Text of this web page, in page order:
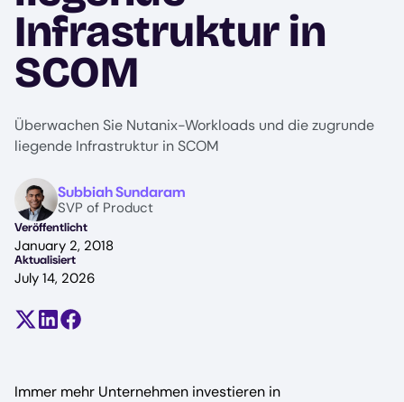
Infrastruktur in
SCOM
Überwachen Sie Nutanix-Workloads und die zugrunde
liegende Infrastruktur in SCOM
ImageSubbiah Sundaram
SVP of Product
Veröffentlicht
January 2, 2018
Aktualisiert
July 14, 2026
Teilen auf X (früher Twitter)
Auf LinkedIn teilen
Auf Facebook teilen
Immer mehr Unternehmen investieren in